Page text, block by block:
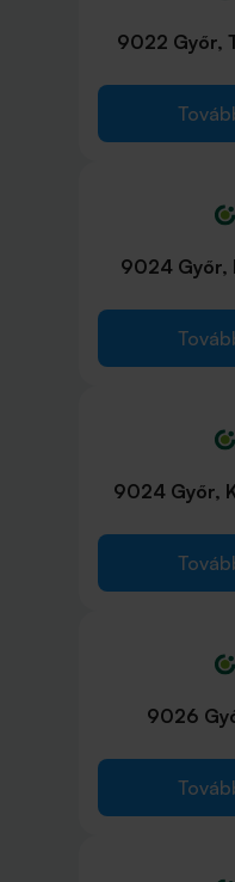
9022 Győr,
9024 Győr,
9024 Győr,
9026